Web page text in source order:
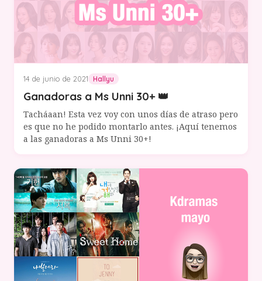
14 de junio de 2021 Hallyu
Ganadoras a Ms Unni 30+ 👑
Tacháaan! Esta vez voy con unos días de atraso pero
es que no he podido montarlo antes. ¡Aquí tenemos
a las ganadoras a Ms Unni 30+!